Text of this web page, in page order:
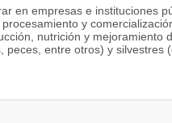
en empresas e instituciones
y
nutrición y mejoramiento
entre otros) y silvestres